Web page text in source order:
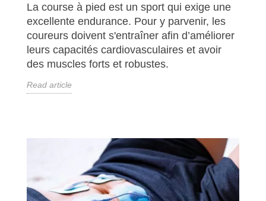
La course à pied est un sport qui exige une
excellente endurance. Pour y parvenir, les
coureurs doivent s'entraîner afin d’améliorer
leurs capacités cardiovasculaires et avoir
des muscles forts et robustes.
Read article